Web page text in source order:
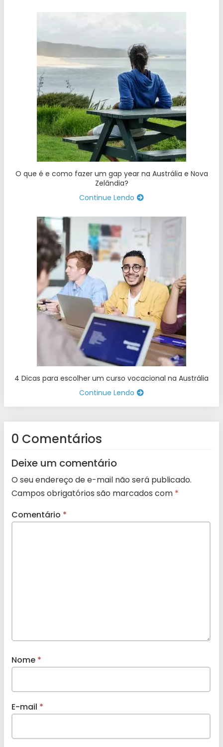
O que é e como fazer um gap year na Austrália e Nova
Zelândia?
Continue Lendo
4 Dicas para escolher um curso vocacional na Austrália
Continue Lendo
0 Comentários
Deixe um comentário
O seu endereço de e-mail não será publicado.
Campos obrigatórios são marcados com *
Comentário *
Nome *
E-mail *